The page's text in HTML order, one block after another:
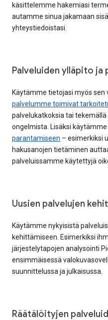
käsittelemme hakemiasi
autamme sinua jakamaan
yhteystiedoistasi.
Palveluiden ylläpito ja
Käytämme tietojasi myös
palvelumme toimivat
palvelukatkoksia tai
ongelmista. Lisäksi
parantamiseen – esimerkiksi
hakusanojen tietäminen
palveluissamme käytettyjä
Uusien palvelujen
Käytämme nykyisistä
kehittämiseen. Esimerkiksi
järjestelytapojen analysointi
ensimmäisessä
suunnittelussa ja julkaisussa.
Räätälöityjen